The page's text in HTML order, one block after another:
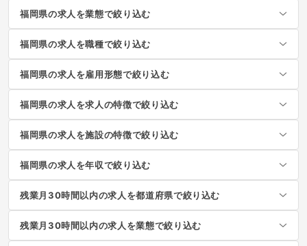
福岡県の求人を業態で絞り込む
福岡県の求人を職種で絞り込む
福岡県の求人を雇用形態で絞り込む
福岡県の求人を求人の特徴で絞り込む
福岡県の求人を施設の特徴で絞り込む
福岡県の求人を年収で絞り込む
残業月30時間以内の求人を都道府県で絞り込む
残業月30時間以内の求人を業態で絞り込む